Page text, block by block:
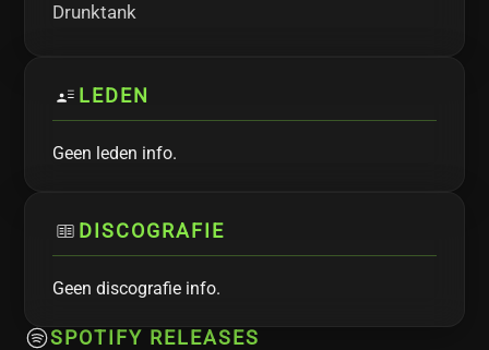
Drunktank
LEDEN
Geen leden info.
DISCOGRAFIE
Geen discografie info.
SPOTIFY RELEASES